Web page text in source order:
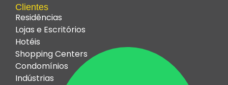
Clientes
Residências
Lojas e Escritórios
Hotéis
Shopping Centers
Condomínios
Indústrias